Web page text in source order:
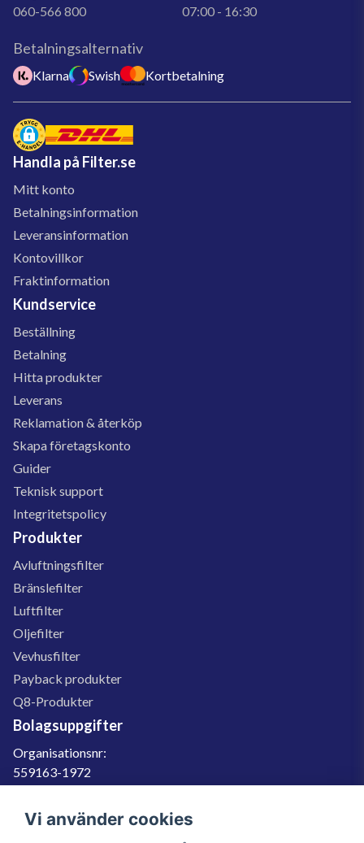
060-566 800
07:00 - 16:30
Betalningsalternativ
Klarna Swish Kortbetalning
Handla på Filter.se
Mitt konto
Betalningsinformation
Leveransinformation
Kontovillkor
Fraktinformation
Kundservice
Beställning
Betalning
Hitta produkter
Leverans
Reklamation & återköp
Skapa företagskonto
Guider
Teknisk support
Integritetspolicy
Produkter
Avluftningsfilter
Bränslefilter
Luftfilter
Oljefilter
Vevhusfilter
Payback produkter
Q8-Produkter
Bolagsuppgifter
Organisationsnr:
559163-1972
SE559163197201
Vi använder cookies